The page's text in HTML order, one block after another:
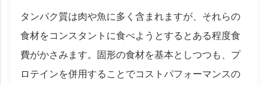
タンパク質は肉や魚に多く含まれますが、それらの
食材をコンスタントに食べようとするとある程度食
費がかさみます。固形の食材を基本としつつも、プ
ロテインを併用することでコストパフォーマンスの